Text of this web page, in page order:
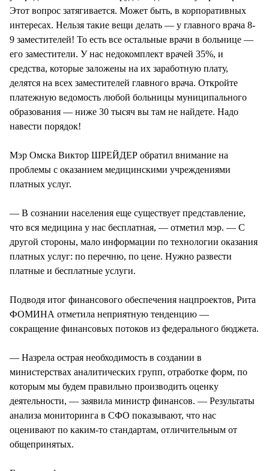
Этот вопрос затягивается. Может быть, в корпоративных
интересах. Нельзя такие вещи делать — у главного врача 8-
9 заместителей! То есть все остальные врачи в больнице —
его заместители. У нас недокомплект врачей 35%, и
средства, которые заложены на их заработную плату,
делятся на всех заместителей главного врача. Откройте
платежную ведомость любой больницы муниципального
образования — ниже 30 тысяч вы там не найдете. Надо
навести порядок!
Мэр Омска Виктор ШРЕЙДЕР обратил внимание на
проблемы с оказанием медицинскими учреждениями
платных услуг.
— В сознании населения еще существует представление,
что вся медицина у нас бесплатная, — отметил мэр. — С
другой стороны, мало информации по технологии оказания
платных услуг: по перечню, по цене. Нужно развести
платные и бесплатные услуги.
Подводя итог финансового обеспечения нацпроектов, Рита
ФОМИНА отметила неприятную тенденцию —
сокращение финансовых потоков из федерального бюджета.
— Назрела острая необходимость в создании в
министерствах аналитических групп, отработке форм, по
которым мы будем правильно производить оценку
деятельности, — заявила министр финансов. — Результаты
анализа мониторинга в СФО показывают, что нас
оценивают по каким-то стандартам, отличительным от
общепринятых.